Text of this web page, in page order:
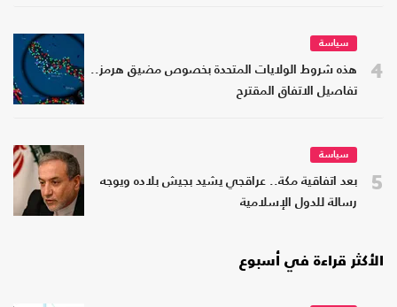
4
سياسة
هذه شروط الولايات المتحدة بخصوص مضيق هرمز..
تفاصيل الاتفاق المقترح
5
سياسة
بعد اتفاقية مكة.. عراقجي يشيد بجيش بلاده ويوجه
رسالة للدول الإسلامية
الأكثر قراءة في أسبوع